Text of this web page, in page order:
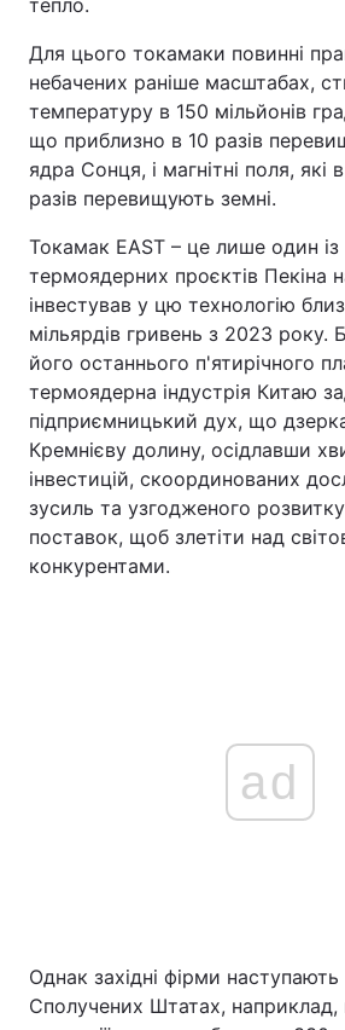
тепло.
Для цього токамаки повинні
небачених раніше масштабах,
температуру в 150 мільйонів
що приблизно в 10 разів
ядра Сонця, і магнітні поля, які
разів перевищують земні.
Токамак EAST – це лише один із
термоядерних проєктів Пекіна
інвестував у цю технологію
мільярдів гривень з 2023 року.
його останнього п'ятирічного
термоядерна індустрія Китаю
підприємницький дух, що
Кремнієву долину, осідлавши
інвестицій, скоординованих
зусиль та узгодженого
поставок, щоб злетіти над
конкурентами.
ad
Однак західні фірми
Сполучених Штатах, наприклад,